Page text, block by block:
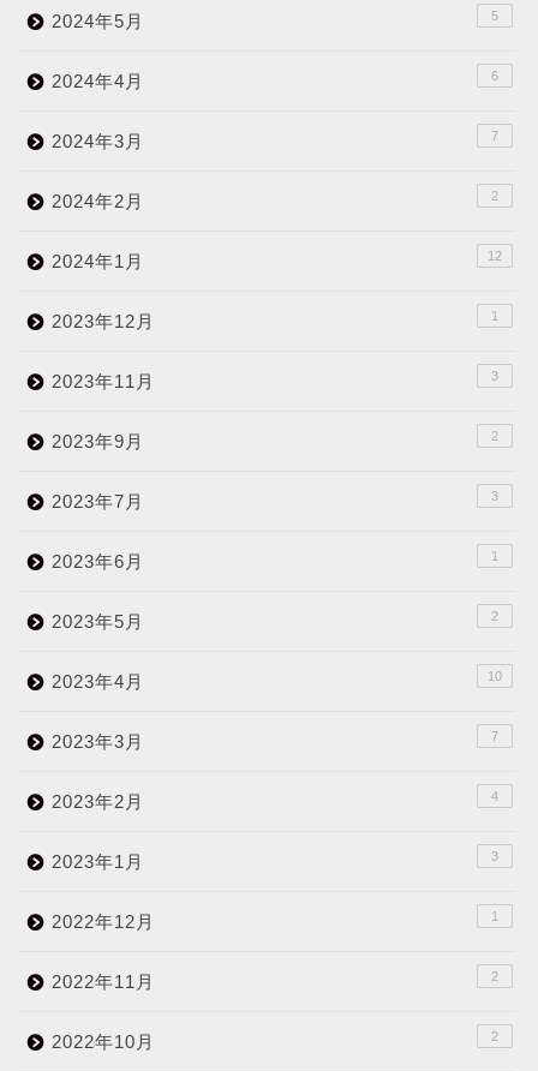
2024年5月 5
2024年4月 6
2024年3月 7
2024年2月 2
2024年1月 12
2023年12月 1
2023年11月 3
2023年9月 2
2023年7月 3
2023年6月 1
2023年5月 2
2023年4月 10
2023年3月 7
2023年2月 4
2023年1月 3
2022年12月 1
2022年11月 2
2022年10月 2